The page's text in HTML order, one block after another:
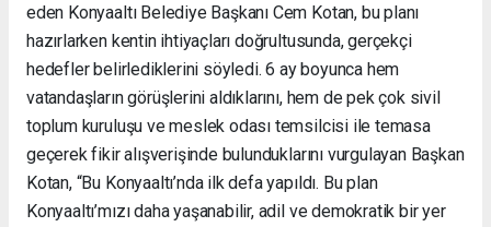
eden Konyaaltı Belediye Başkanı Cem Kotan, bu planı
hazırlarken kentin ihtiyaçları doğrultusunda, gerçekçi
hedefler belirlediklerini söyledi. 6 ay boyunca hem
vatandaşların görüşlerini aldıklarını, hem de pek çok sivil
toplum kuruluşu ve meslek odası temsilcisi ile temasa
geçerek fikir alışverişinde bulunduklarını vurgulayan Başkan
Kotan, “Bu Konyaaltı’nda ilk defa yapıldı. Bu plan
Konyaaltı’mızı daha yaşanabilir, adil ve demokratik bir yer